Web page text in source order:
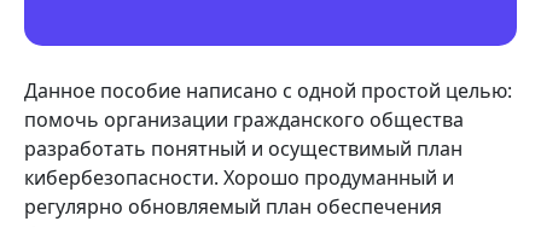
Данное пособие написано с одной простой целью:
помочь организации гражданского общества
разработать понятный и осуществимый план
кибербезопасности. Хорошо продуманный и
регулярно обновляемый план обеспечения